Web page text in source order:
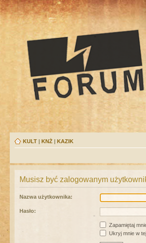
KULT | KNŻ | KAZIK
Musisz być zalogowanym
Nazwa użytkownika:
Hasło:
Zapamiętaj
Ukryj mnie w